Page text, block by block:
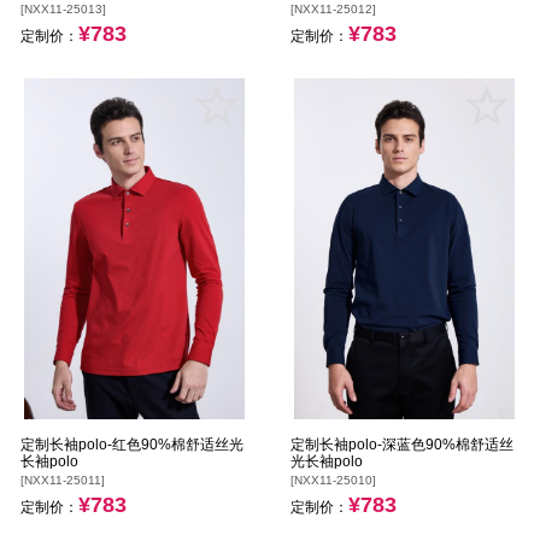
[NXX11-25013]
定制价： ¥783
[NXX11-25012]
定制价： ¥783
定制长袖polo-红色90%棉舒适丝光
长袖polo
[NXX11-25011]
定制价： ¥783
定制长袖polo-深蓝色90%棉舒适丝
光长袖polo
[NXX11-25010]
定制价： ¥783